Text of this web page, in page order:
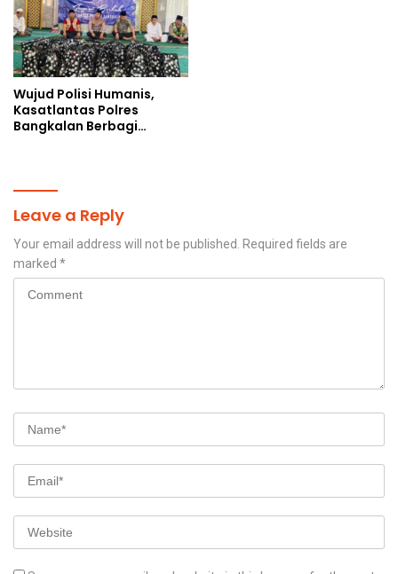
Wujud Polisi Humanis,
Kasatlantas Polres
Bangkalan Berbagi
Leave a Reply
Your email address will not be published.
Required fields are
marked *